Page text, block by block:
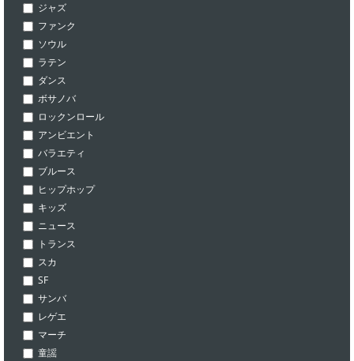
ジャズ
ファンク
ソウル
ラテン
ダンス
ボサノバ
ロックンロール
アンビエント
バラエティ
ブルース
ヒップホップ
キッズ
ニュース
トランス
スカ
SF
サンバ
レゲエ
マーチ
童謡